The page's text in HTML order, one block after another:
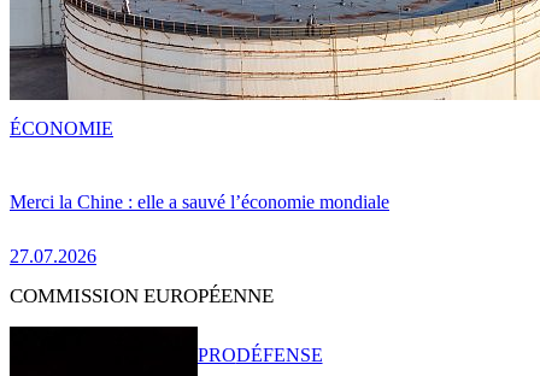
Merci la Chine : elle a sauvé l’économie mondiale
27.07.2026
ÉCONOMIE
COMMISSION EUROPÉENNE
PRODÉFENSE